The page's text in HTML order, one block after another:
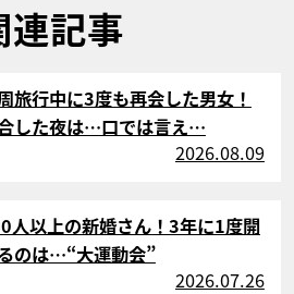
連記事
旅行中に3度も再会した男女！
した夜は…口では言え…
2026.08.09
人以上の新婚さん！3年に1度開
のは…“大運動会”
2026.07.26